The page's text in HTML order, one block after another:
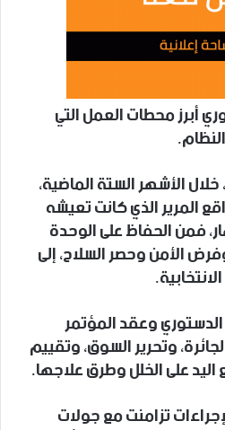
أبرز محطات العمل التي
الأشهر الستة الماضية،
المرير الذي كانت تعيشه
فمن الحفاظ على الوحدة
الأمن وحصر السلاح، إلى
وعقد المؤتمر
وتحرير السوق، وتقييم
على الخلل وطرق علاجها.
تزامنت مع جولات